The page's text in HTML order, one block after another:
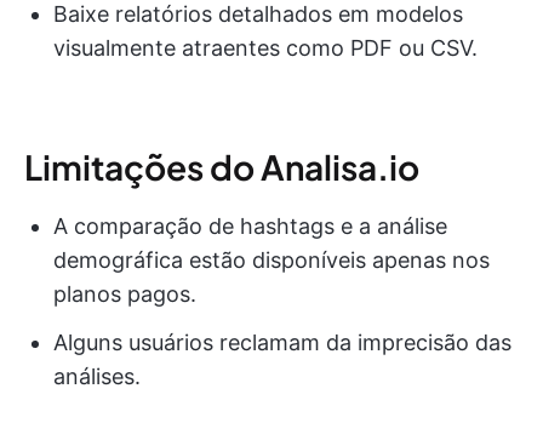
Baixe relatórios detalhados em modelos
visualmente atraentes como PDF ou CSV.
Limitações do Analisa.io
A comparação de hashtags e a análise
demográfica estão disponíveis apenas nos
planos pagos.
Alguns usuários reclamam da imprecisão das
análises.